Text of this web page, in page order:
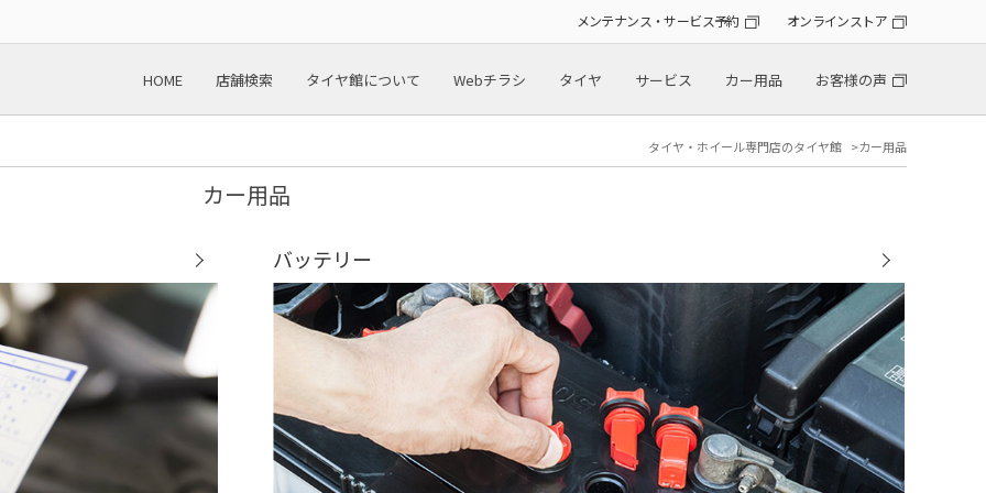
メンテナンス・サービス予約 オンラインストア
HOME 店舗検索 タイヤ館について Webチラシ タイヤ サービス カー用品 お客様の声
タイヤ・ホイール専門店のタイヤ館 カー用品
カー用品
バッテリー